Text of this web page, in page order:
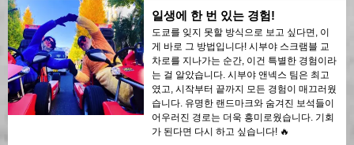
일생에 한 번 있는 경험!
도쿄를 잊지 못할 방식으로 보고 싶다면, 이
게 바로 그 방법입니다! 시부야 스크램블 교
차로를 지나가는 순간, 이건 특별한 경험이라
는 걸 알았습니다. 시부야 앤넥스 팀은 최고
였고, 시작부터 끝까지 모든 경험이 매끄러웠
습니다. 유명한 랜드마크와 숨겨진 보석들이
어우러진 경로는 더욱 흥미로웠습니다. 기회
가 된다면 다시 하고 싶습니다! 🔥